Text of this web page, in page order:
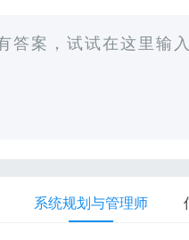
系统规划与管理师